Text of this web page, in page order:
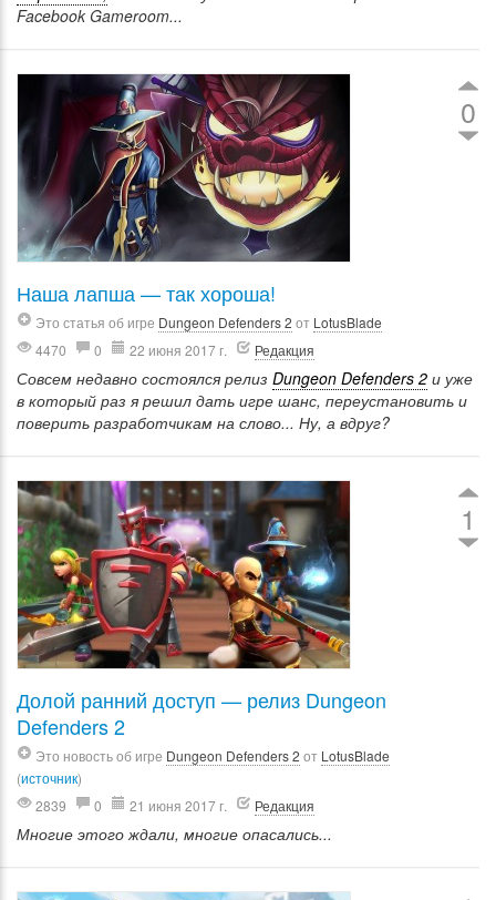
Facebook Gameroom...
0
Наша лапша — так хороша!
Это статья об игре Dungeon Defenders 2 от LotusBlade
4470
0 22 июня 2017 г. Редакция
Совсем недавно состоялся релиз Dungeon Defenders 2 и уже
в который раз я решил дать игре шанс, переустановить и
поверить разработчикам на слово... Ну, а вдруг?
1
Долой ранний доступ — релиз Dungeon
Defenders 2
Это новость об игре Dungeon Defenders 2 от LotusBlade
(источник)
2839
0 21 июня 2017 г. Редакция
Многие этого ждали, многие опасались...